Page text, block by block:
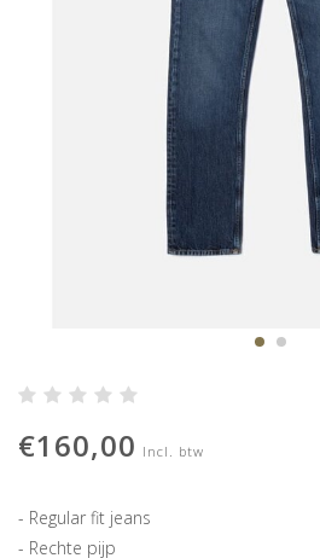
€160,00 Incl. btw
- Regular fit jeans
- Rechte pijp